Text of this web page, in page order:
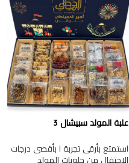
علبة المولد سبيشال 3
استمتع بأرقى تجربة ا بأقصى درجات
الاحتفال من حلويات المولد